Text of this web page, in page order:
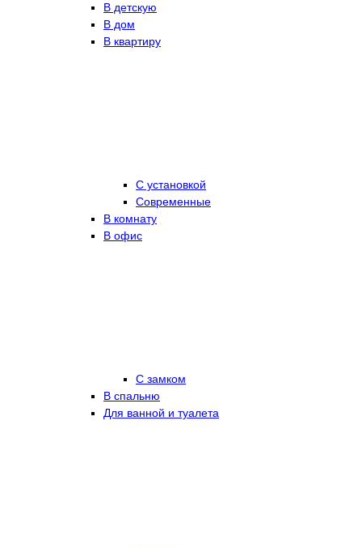
В детскую
В дом
В квартиру
С установкой
Современные
В комнату
В офис
С замком
В спальню
Для ванной и туалета